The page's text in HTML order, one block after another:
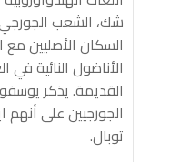
شك، الشعب الجورجي
السكان الأصليين
الأناضول النائية في
القديمة. يذكر
الجورجيين على أنهم
توبال.